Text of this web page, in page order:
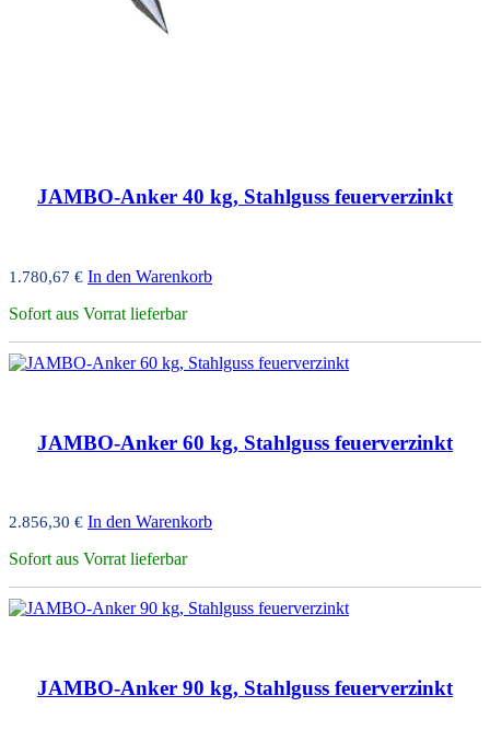
JAMBO-Anker 40 kg, Stahlguss feuerverzinkt
1.780,67 € In den Warenkorb
Sofort aus Vorrat lieferbar
JAMBO-Anker 60 kg, Stahlguss feuerverzinkt
2.856,30 € In den Warenkorb
Sofort aus Vorrat lieferbar
JAMBO-Anker 90 kg, Stahlguss feuerverzinkt